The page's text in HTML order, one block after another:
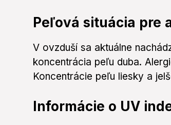
Peľová situácia pre
V ovzduší sa aktuálne
koncentrácia peľu duba.
Koncentrácie peľu liesky a
Informácie o UV